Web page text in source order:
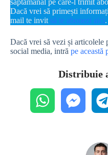
săptămânal pe care-l trimit
Dacă vrei să primești
mail te invit să te abonezi aici.
Dacă vrei să vezi și articolele
social media, intră pe această
Distribuie